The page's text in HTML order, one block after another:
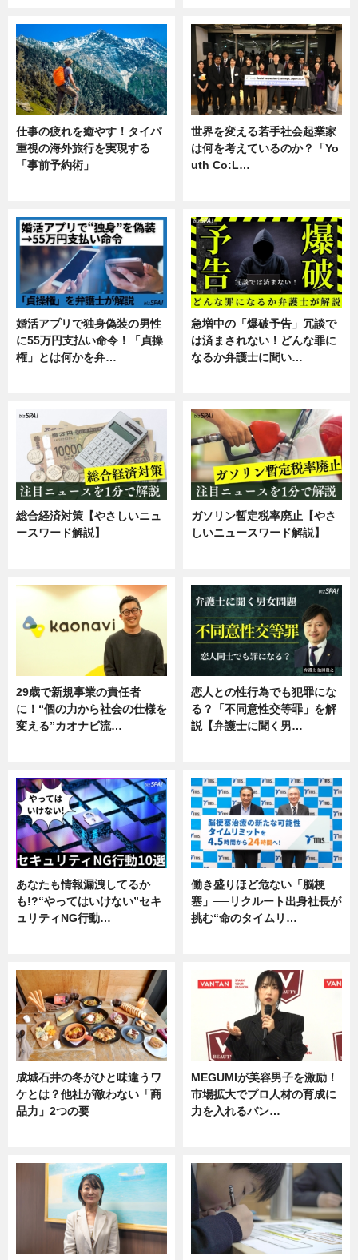
仕事の疲れを癒やす！タイパ
重視の海外旅行を実現する
「事前予約術」
世界を変える若手社会起業家
は何を考えているのか？「Yo
uth Co:L…
婚活アプリで独身偽装の男性
に55万円支払い命令！「貞操
権」とは何かを弁…
急増中の「爆破予告」冗談で
は済まされない！どんな罪に
なるか弁護士に聞い…
総合経済対策【やさしいニュ
ースワード解説】
ガソリン暫定税率廃止【やさ
しいニュースワード解説】
29歳で新規事業の責任者
に！“個の力から社会の仕様を
変える”カオナビ流…
恋人との性行為でも犯罪にな
る？「不同意性交等罪」を解
説【弁護士に聞く男…
あなたも情報漏洩してるか
も!?“やってはいけない”セキ
ュリティNG行動…
働き盛りほど危ない「脳梗
塞」──リクルート出身社長が
挑む“命のタイムリ…
成城石井の冬がひと味違うワ
ケとは？他社が敵わない「商
品力」2つの要
MEGUMIが美容男子を激励！
市場拡大でプロ人材の育成に
力を入れるバン…